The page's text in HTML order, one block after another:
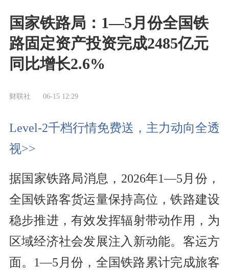
国家铁路局：1—5月份全国铁
路固定资产投资完成2485亿元
同比增长2.6%
财联社 06-15 12:29
Level-2千档行情免费送，主力动向全透
视>>
据国家铁路局消息，2026年1—5月份，
全国铁路客货运量保持高位，铁路建设
稳步推进，有效发挥辐射带动作用，为
区域经济社会发展注入新动能。客运方
面。1—5月份，全国铁路累计完成旅客